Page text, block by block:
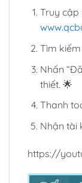
Truy cập
Tìm
Nhấn
thiết. 🌟
Thanh
Nhận tài
https://